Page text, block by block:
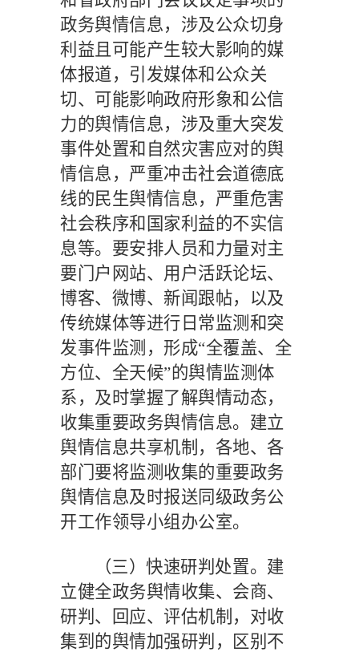
政务舆情信息，涉及公众切身
利益且可能产生较大影响的媒
体报道，引发媒体和公众关
切、可能影响政府形象和公信
力的舆情信息，涉及重大突发
事件处置和自然灾害应对的舆
情信息，严重冲击社会道德底
线的民生舆情信息，严重危害
社会秩序和国家利益的不实信
息等。要安排人员和力量对主
要门户网站、用户活跃论坛、
博客、微博、新闻跟帖，以及
传统媒体等进行日常监测和突
发事件监测，形成“全覆盖、全
方位、全天候”的舆情监测体
系，及时掌握了解舆情动态，
收集重要政务舆情信息。建立
舆情信息共享机制，各地、各
部门要将监测收集的重要政务
舆情信息及时报送同级政务公
开工作领导小组办公室。
（三）快速研判处置。 建
立健全政务舆情收集、会商、
研判、回应、评估机制，对收
集到的舆情加强研判，区别不